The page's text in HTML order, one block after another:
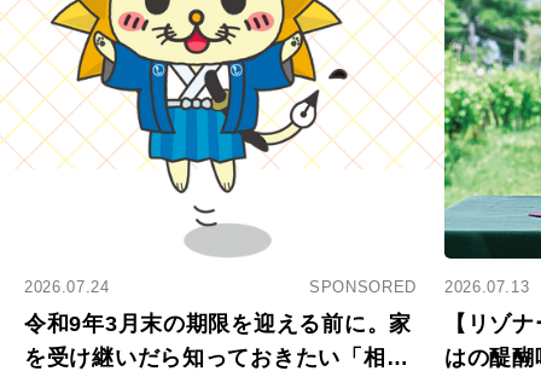
2026.07.24 SPONSORED
令和9年3月末の期限を迎える前に。家
を受け継いだら知っておきたい「相続
2026.07.13
【リゾ
はの醍